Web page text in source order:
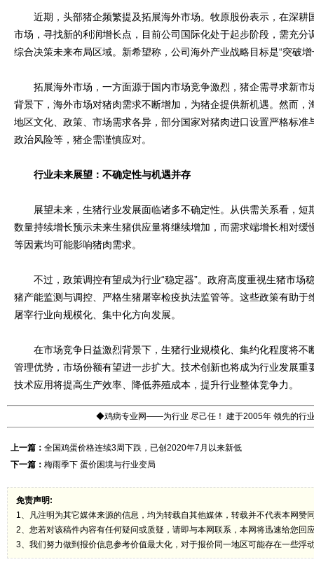
近期，头部猪企频繁提及拓展海外市场。牧原股份表示，在深耕
市场，寻找新的利润增长点，目前公司国际化处于起步阶段，需充分
综合决策未来布局区域。新希望称，公司海外产业战略目标是“突破
拓展海外市场，一方面源于国内市场竞争激烈，猪企需寻求新市
背景下，海外市场对猪肉需求不断增加，为猪企提供新机遇。然而，
地区文化、政策、市场需求各异，部分国家对猪肉进口设置严格标准
政治风险等，猪企需谨慎应对。
行业未来展望：不确定性与机遇并存
展望未来，生猪行业发展面临诸多不确定性。从供需关系看，短
数量持续增长预示未来生猪供应量将继续增加，而需求端增长相对缓
等因素均可能影响猪肉需求。
不过，政策调控有望成为行业“稳定器”。政府高度重视生猪市场
猪产能监测与调控、严格生猪屠宰检疫执法监管等。这些政策有助于
屠宰行业向规模化、集中化方向发展。
在市场竞争日益激烈背景下，生猪行业规模化、集约化程度将不
管理优势，市场份额有望进一步扩大。技术创新也将成为行业发展重
技术应用将提高生产效率、降低养殖成本，提升行业整体竞争力。
◆鸡病专业网——为行业 尽己任！ 建于2005年 领先的行
上一篇： 全国鸡蛋价格连续3周下跌，已创2020年7月以来新低
下一篇： 梅雨季下 蛋价困境与行业变局
免责声明:
1、凡注明为其它媒体来源的信息，均为转载自其他媒体，转载并不代表本网赞
2、您若对该稿件内容有任何疑问或质疑，请即与本网联系，本网将迅速给您回
3、我们努力做到报价信息参考价值最大化，对于报价同一地区可能存在一些浮